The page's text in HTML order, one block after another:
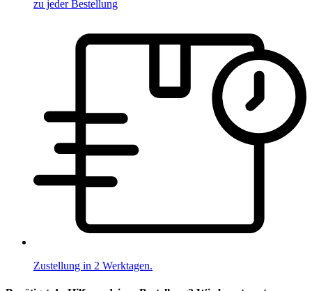
zu jeder Bestellung
Zustellung in 2 Werktagen.